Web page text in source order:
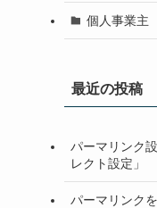
個人事業主
最近の投稿
パーマリンク
レクト設定」
パーマリンク